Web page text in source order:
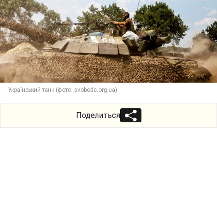
Український танк (фото: svoboda.org.ua)
Поделиться